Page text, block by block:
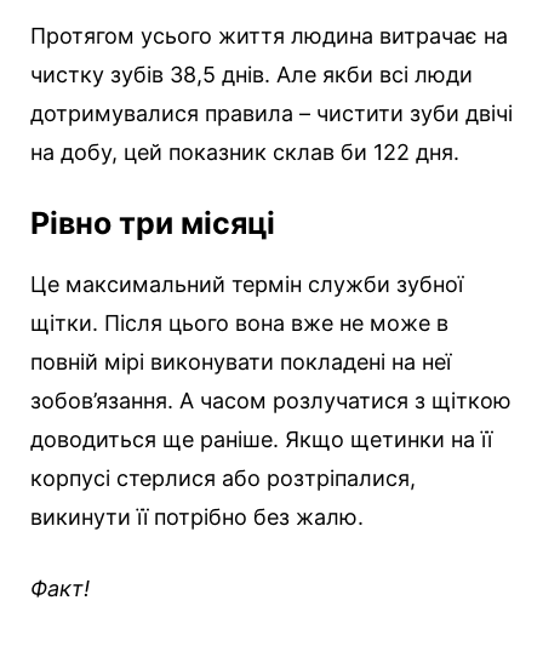
Протягом усього життя людина витрачає на
чистку зубів 38,5 днів. Але якби всі люди
дотримувалися правила – чистити зуби двічі
на добу, цей показник склав би 122 дня.
Рівно три місяці
Це максимальний термін служби зубної
щітки. Після цього вона вже не може в
повній мірі виконувати покладені на неї
зобов’язання. А часом розлучатися з щіткою
доводиться ще раніше. Якщо щетинки на її
корпусі стерлися або розтріпалися,
викинути її потрібно без жалю.
Факт!